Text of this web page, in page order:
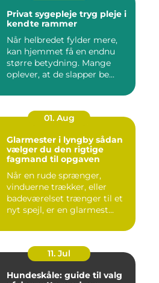
Privat sygepleje tryg pleje i
kendte rammer
Når helbredet fylder mere,
kan hjemmet få en endnu
større betydning. Mange
oplever, at de slapper be...
01. Aug
Glarmester i lyngby sådan
vælger du den rigtige
fagmand til opgaven
Når en rude sprænger,
vinduerne trækker, eller
badeværelset trænger til et
nyt spejl, er en glarmest...
11. Jul
Hundeskåle: guide til valg